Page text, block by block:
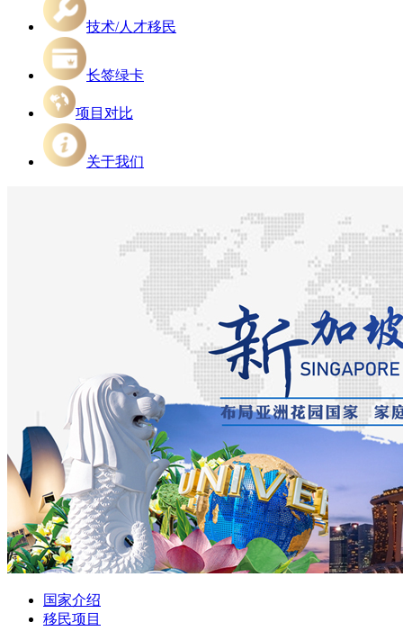
技术/人才移民
长签绿卡
项目对比
关于我们
国家介绍
移民项目